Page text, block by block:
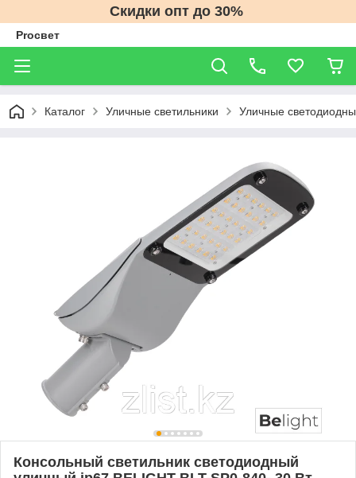
Скидки опт до 30%
Proсвет
Каталог Уличные светильники Уличные
Консольный светильник светодиодный